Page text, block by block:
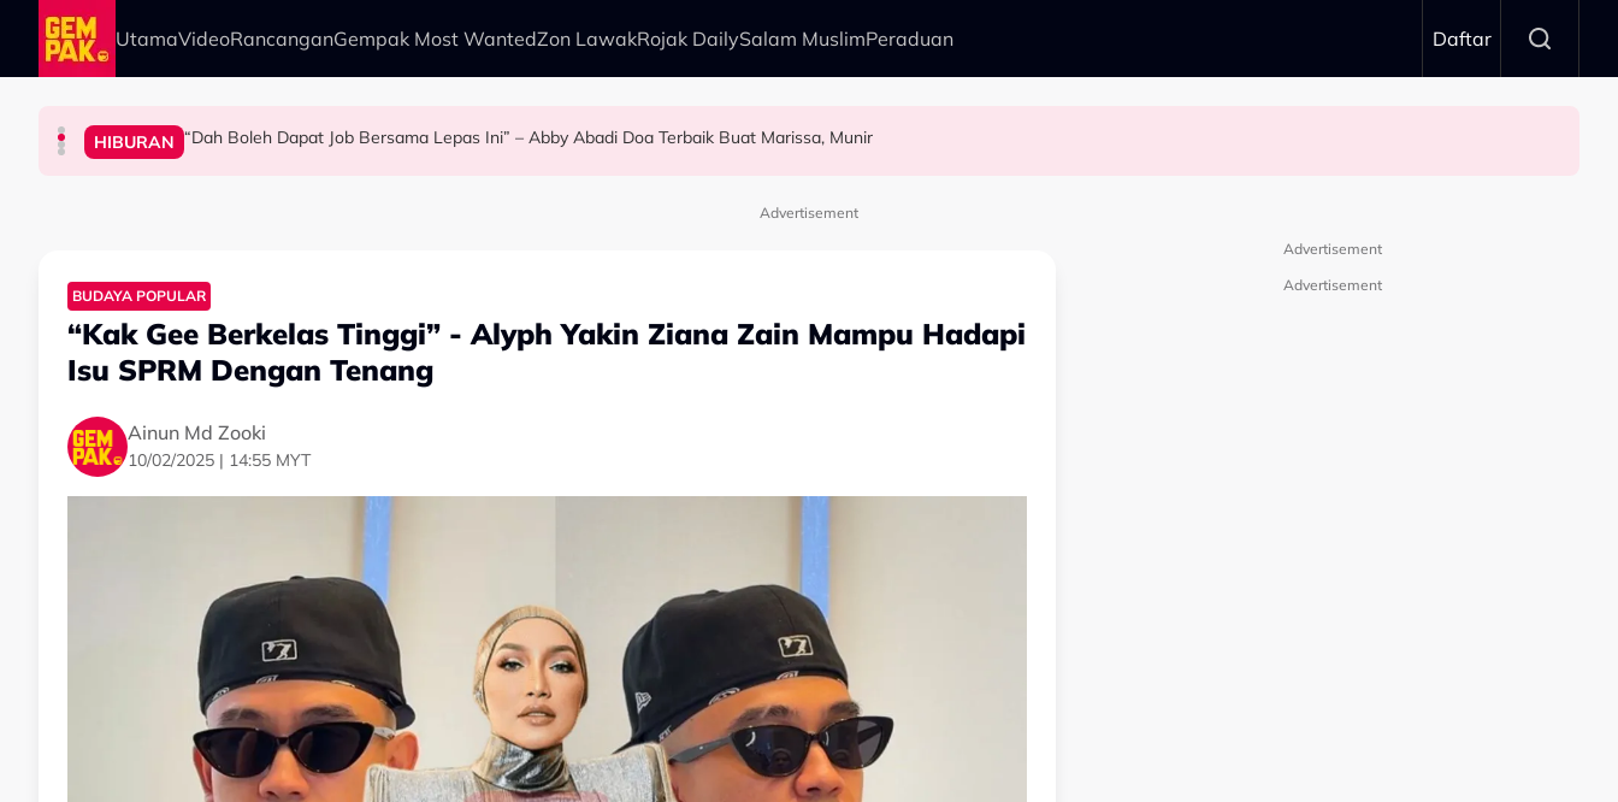
Skip to main content
UtamaVideoRancanganGempak Most WantedZon LawakRojak DailySalam MuslimPeraduan Daftar
HIBURAN Bawa Anak Ke Klinik, Syasya Rizal Terkejut Dikenali Doktor
HIBURAN “Dah Boleh Dapat Job Bersama Lepas Ini” – Abby Abadi Doa Terbaik Buat Marissa, Munir
BERITA Kasihnya Ibu, Ikan Lumba-Lumba Enggan Tinggalkan Anak Yang Sudah Mati
ANTARABANGSA Pengantin Penat Sampai Tertidur Atas Pelamin
Advertisement
BUDAYA POPULAR
“Kak Gee Berkelas Tinggi” - Alyph Yakin Ziana Zain Mampu Hadapi
Isu SPRM Dengan Tenang
Ainun Md Zooki
10/02/2025 | 14:55 MYT
Advertisement
Advertisement